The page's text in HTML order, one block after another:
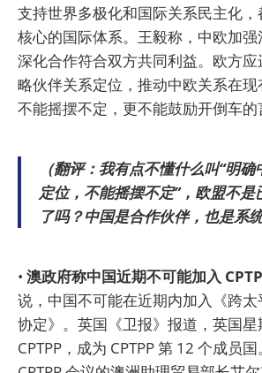
支持世界多极化和国际关系民主化
核心的国际体系。王毅称，中欧加强
深化合作符合双方共同利益。欧方
略伙伴关系定位，推动中欧关系在现
不能摇摆不定，更不能鼓励开倒车的
（翻评：我有点不懂什么叫“明
定位，不能摇摆不定”，欧盟不
了吗？中国是合作伙伴，也是系
• 澳政府称中国近期不可能加入
说，中国不可能在近期内加入《跨
协定》。英国《卫报》报道，英国星
CPTPP，成为 CPTPP 第 12 个成员